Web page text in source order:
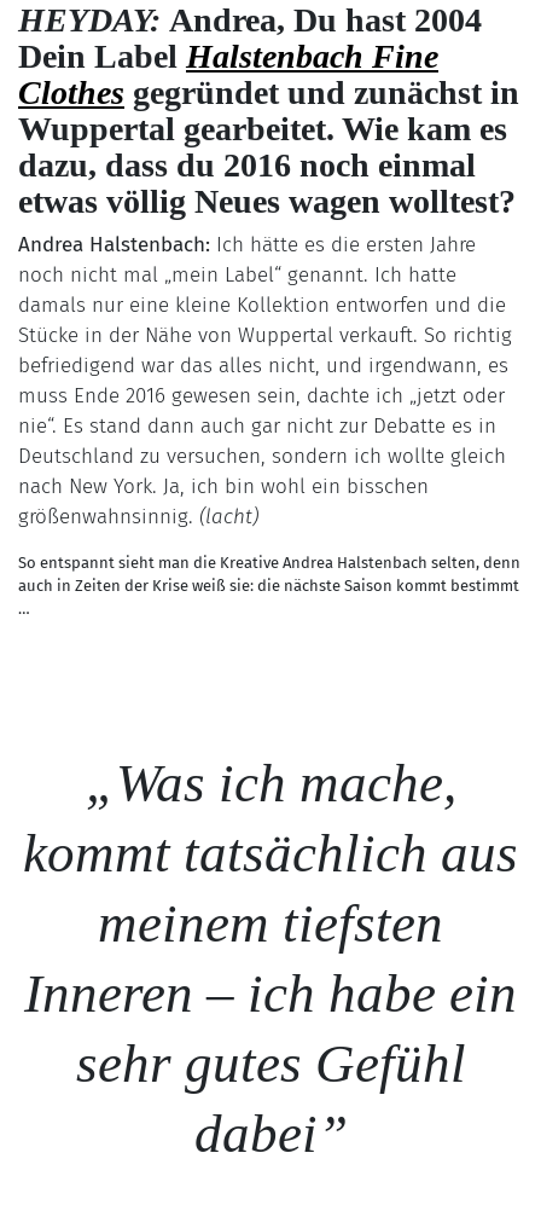
HEYDAY: Andrea, Du hast 2004
Dein Label Halstenbach Fine
Clothes gegründet und zunächst in
Wuppertal gearbeitet. Wie kam es
dazu, dass du 2016 noch einmal
etwas völlig Neues wagen wolltest?
Andrea Halstenbach: Ich hätte es die ersten Jahre
noch nicht mal „mein Label“ genannt. Ich hatte
damals nur eine kleine Kollektion entworfen und die
Stücke in der Nähe von Wuppertal verkauft. So richtig
befriedigend war das alles nicht, und irgendwann, es
muss Ende 2016 gewesen sein, dachte ich „jetzt oder
nie“. Es stand dann auch gar nicht zur Debatte es in
Deutschland zu versuchen, sondern ich wollte gleich
nach New York. Ja, ich bin wohl ein bisschen
größenwahnsinnig. (lacht)
So entspannt sieht man die Kreative Andrea Halstenbach selten, denn
auch in Zeiten der Krise weiß sie: die nächste Saison kommt bestimmt
…
„ Was ich mache,
kommt tatsächlich aus
meinem tiefsten
Inneren – ich habe ein
sehr gutes Gefühl
dabei”